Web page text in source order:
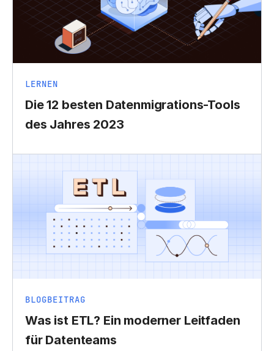
LERNEN
Die 12 besten Datenmigrations-Tools
des Jahres 2023
BLOGBEITRAG
Was ist ETL? Ein moderner Leitfaden
für Datenteams